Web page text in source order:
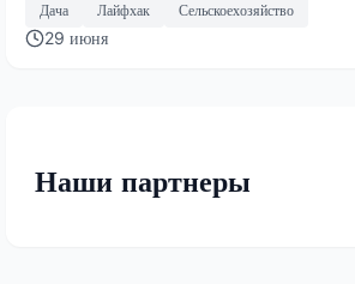
Дача Лайфхак Сельскоехозяйство
29 июня
Наши партнеры